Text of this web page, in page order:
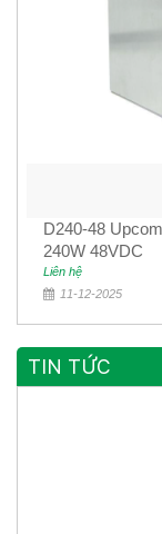
D240-48
240W 48VDC
Liên hệ
11-12-2025
TIN TỨC